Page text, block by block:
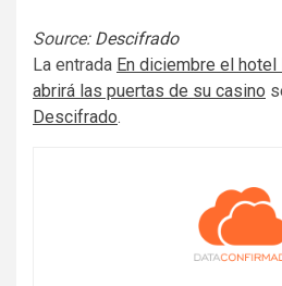
Source: Descifrado
La entrada En diciembre el
abrirá las puertas de su casino
Descifrado.